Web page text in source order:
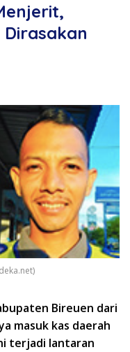
Bireuen dari
masuk kas daerah
terjadi lantaran